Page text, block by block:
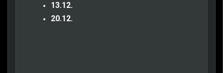
13.12.
20.12.